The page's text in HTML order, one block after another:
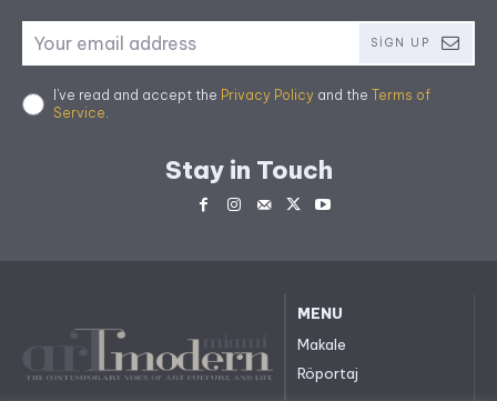
SIGN UP
I've read and accept the Privacy Policy and the Terms of
Service
Stay in Touch
MENU
Makale
Röportaj